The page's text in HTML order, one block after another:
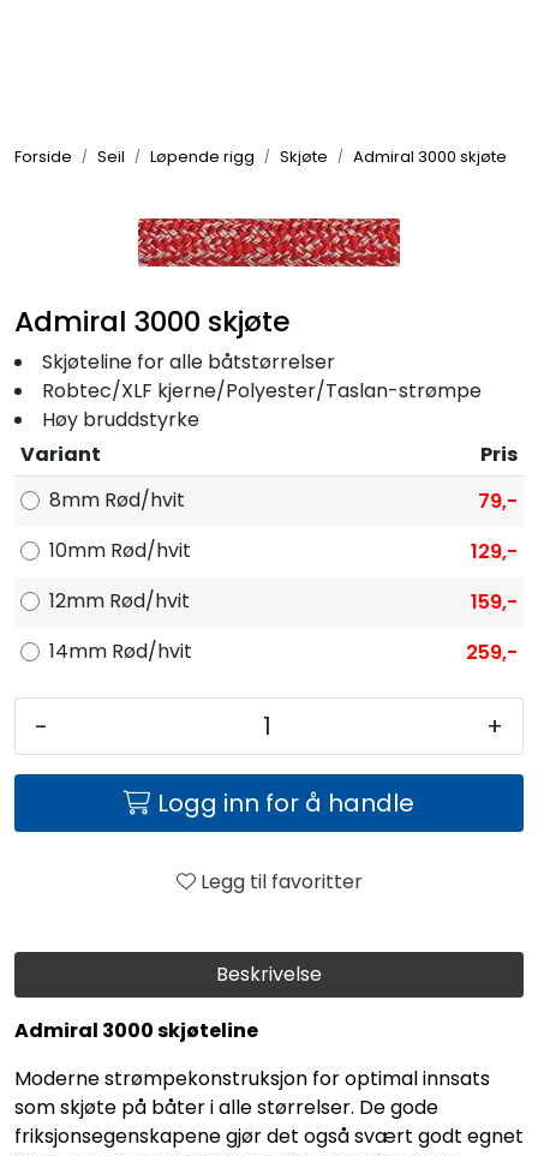
Forside Seil Løpende rigg Skjøte Admiral 3000 skjøte
Beskrivelse
Admiral 3000 skjøteline
Moderne strømpekonstruksjon for optimal innsats
som skjøte på båter i alle størrelser. De gode
friksjonsegenskapene gjør det også svært godt egnet
Admiral 3000 skjøte
Skjøteline for alle båtstørrelser
Robtec/XLF kjerne/Polyester/Taslan-strømpe
Høy bruddstyrke
Variant
Pris
8mm Rød/hvit
79,-
10mm Rød/hvit
129,-
12mm Rød/hvit
159,-
14mm Rød/hvit
259,-
- +
Logg inn for å handle
Legg til favoritter
Bygg/Innredning
Komfort
VVS
Motor/Styring
Fortøyning
Fritid/Sikkerhet
Seil
Nyheter